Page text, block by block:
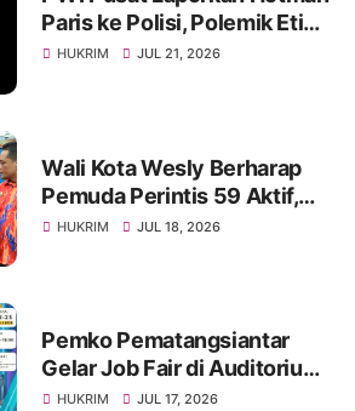
Paris ke Polisi, Polemik Etika
dan Kebebasan Pers
HUKRIM JUL 21, 2026
Wali Kota Wesly Berharap
Pemuda Perintis 59 Aktif,
Solid, dan Mampu Lahirkan
HUKRIM JUL 18, 2026
Pemko Pematangsiantar
Gelar Job Fair di Auditorium
USI, Tersedia 1.000 Lebih
HUKRIM JUL 17, 2026